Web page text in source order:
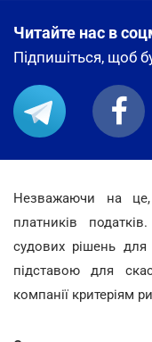
Читайте нас в
Підпишіться, щоб
Незважаючи на
платників
судових рішень
підставою для
компанії критеріям